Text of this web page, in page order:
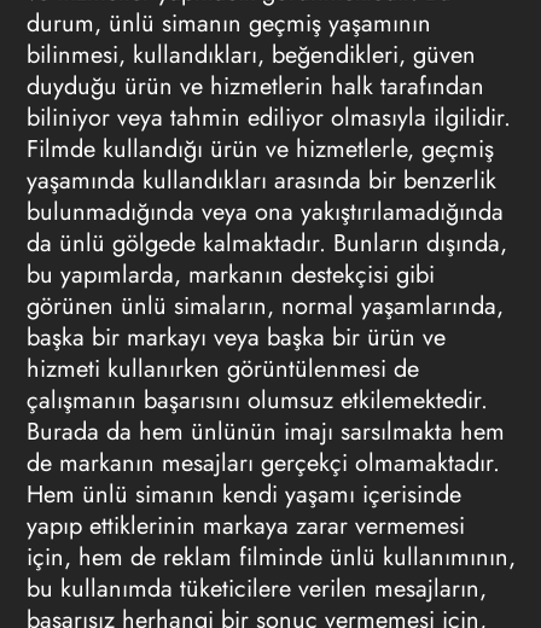
durum, ünlü simanın geçmiş yaşamının
bilinmesi, kullandıkları, beğendikleri, güven
duyduğu ürün ve hizmetlerin halk tarafından
biliniyor veya tahmin ediliyor olmasıyla ilgilidir.
Filmde kullandığı ürün ve hizmetlerle, geçmiş
yaşamında kullandıkları arasında bir benzerlik
bulunmadığında veya ona yakıştırılamadığında
da ünlü gölgede kalmaktadır. Bunların dışında,
bu yapımlarda, markanın destekçisi gibi
görünen ünlü simaların, normal yaşamlarında,
başka bir markayı veya başka bir ürün ve
hizmeti kullanırken görüntülenmesi de
çalışmanın başarısını olumsuz etkilemektedir.
Burada da hem ünlünün imajı sarsılmakta hem
de markanın mesajları gerçekçi olmamaktadır.
Hem ünlü simanın kendi yaşamı içerisinde
yapıp ettiklerinin markaya zarar vermemesi
için, hem de reklam filminde ünlü kullanımının,
bu kullanımda tüketicilere verilen mesajların,
başarısız herhangi bir sonuç vermemesi için,